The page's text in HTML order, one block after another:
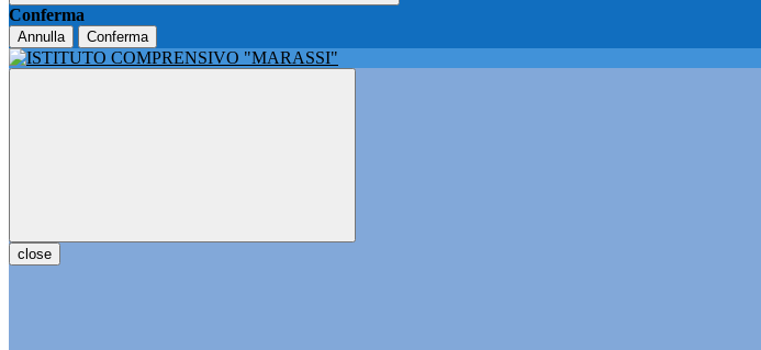
Conferma
Annulla Conferma
close